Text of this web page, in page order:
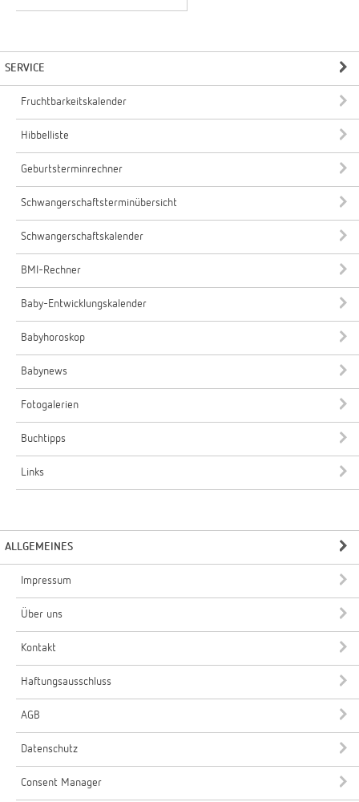
SERVICE
Fruchtbarkeitskalender
Hibbelliste
Geburtsterminrechner
Schwangerschaftsterminübersicht
Schwangerschaftskalender
BMI-Rechner
Baby-Entwicklungskalender
Babyhoroskop
Babynews
Fotogalerien
Buchtipps
Links
ALLGEMEINES
Impressum
Über uns
Kontakt
Haftungsausschluss
AGB
Datenschutz
Consent Manager